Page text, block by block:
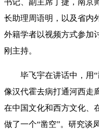
长助理周语明，以及省内
外籍学者以视频方式参加
刚主持。
毕飞宇在讲话中，用“
像汉代霍去病打通河西走
在中国文化和西方文化、
做了一个“凿空”。研究谈